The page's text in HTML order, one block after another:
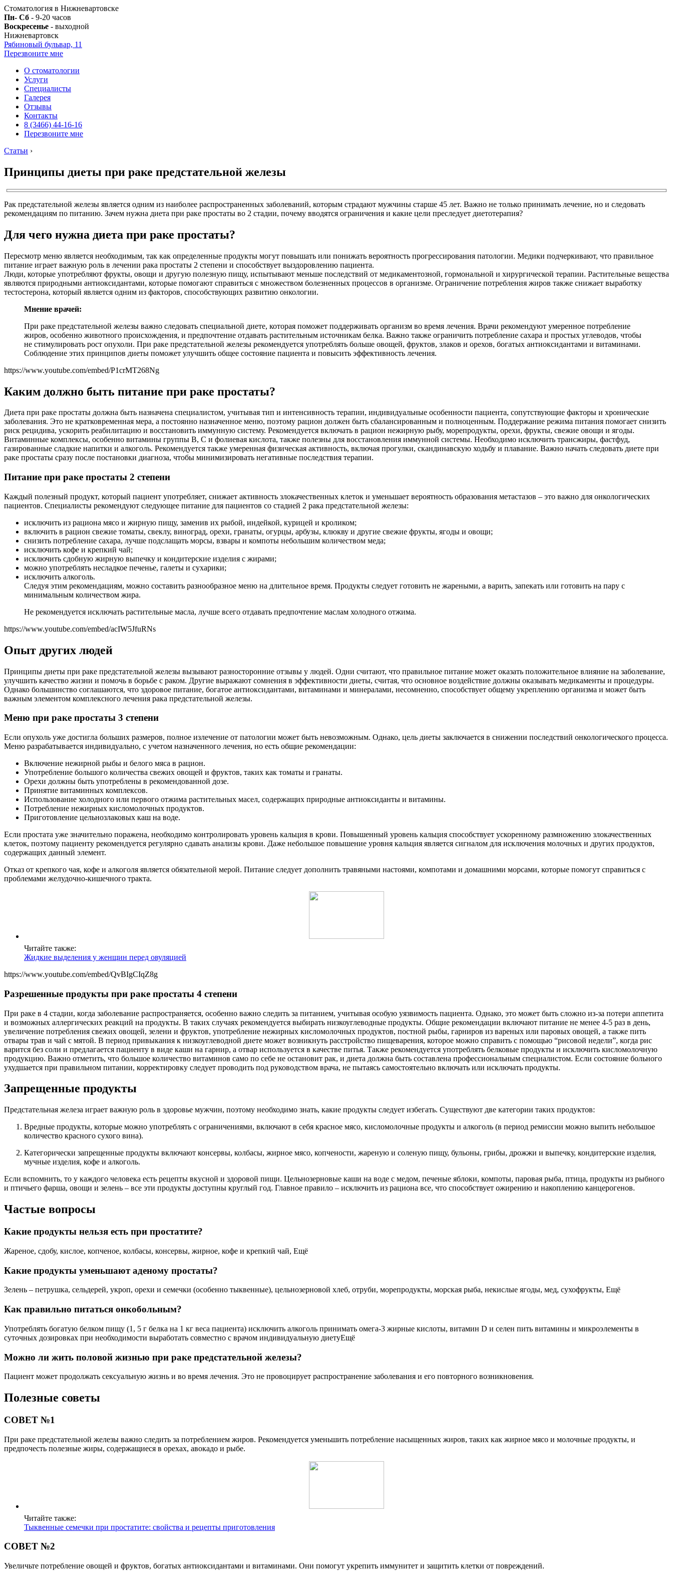
Стоматология в Нижневартовске
Пн- Сб - 9-20 часов
Воскресенье - выходной
Нижневартовск
Рябиновый бульвар, 11
Перезвоните мне
О стоматологии
Услуги
Специалисты
Галерея
Отзывы
Контакты
8 (3466) 44-16-16
Перезвоните мне
Статьи ›
Принципы диеты при раке предстательной железы
Рак предстательной железы является одним из наиболее распространенных заболеваний, которым страдают мужчины старше 45 лет. Важно не только принимать лечение, но и следовать
рекомендациям по питанию. Зачем нужна диета при раке простаты во 2 стадии, почему вводятся ограничения и какие цели преследует диетотерапия?
Для чего нужна диета при раке простаты?
Пересмотр меню является необходимым, так как определенные продукты могут повышать или понижать вероятность прогрессирования патологии. Медики подчеркивают, что правильное
питание играет важную роль в лечении рака простаты 2 степени и способствует выздоровлению пациента.
Люди, которые употребляют фрукты, овощи и другую полезную пищу, испытывают меньше последствий от медикаментозной, гормональной и хирургической терапии. Растительные вещества
являются природными антиоксидантами, которые помогают справиться с множеством болезненных процессов в организме. Ограничение потребления жиров также снижает выработку
тестостерона, который является одним из факторов, способствующих развитию онкологии.
Мнение врачей:
При раке предстательной железы важно следовать специальной диете, которая поможет поддерживать организм во время лечения. Врачи рекомендуют умеренное потребление
жиров, особенно животного происхождения, и предпочтение отдавать растительным источникам белка. Важно также ограничить потребление сахара и простых углеводов, чтобы
не стимулировать рост опухоли. При раке предстательной железы рекомендуется употреблять больше овощей, фруктов, злаков и орехов, богатых антиоксидантами и витаминами.
Соблюдение этих принципов диеты поможет улучшить общее состояние пациента и повысить эффективность лечения.
https://www.youtube.com/embed/P1crMT268Ng
Каким должно быть питание при раке простаты?
Диета при раке простаты должна быть назначена специалистом, учитывая тип и интенсивность терапии, индивидуальные особенности пациента, сопутствующие факторы и хронические
заболевания. Это не кратковременная мера, а постоянно назначенное меню, поэтому рацион должен быть сбалансированным и полноценным. Поддержание режима питания помогает снизить
риск рецидива, ускорить реабилитацию и восстановить иммунную систему. Рекомендуется включать в рацион нежирную рыбу, морепродукты, орехи, фрукты, свежие овощи и ягоды.
Витаминные комплексы, особенно витамины группы B, C и фолиевая кислота, также полезны для восстановления иммунной системы. Необходимо исключить трансжиры, фастфуд,
газированные сладкие напитки и алкоголь. Рекомендуется также умеренная физическая активность, включая прогулки, скандинавскую ходьбу и плавание. Важно начать следовать диете при
раке простаты сразу после постановки диагноза, чтобы минимизировать негативные последствия терапии.
Питание при раке простаты 2 степени
Каждый полезный продукт, который пациент употребляет, снижает активность злокачественных клеток и уменьшает вероятность образования метастазов – это важно для онкологических
пациентов. Специалисты рекомендуют следующее питание для пациентов со стадией 2 рака предстательной железы:
исключить из рациона мясо и жирную пищу, заменив их рыбой, индейкой, курицей и кроликом;
включить в рацион свежие томаты, свеклу, виноград, орехи, гранаты, огурцы, арбузы, клюкву и другие свежие фрукты, ягоды и овощи;
снизить потребление сахара, лучше подслащать морсы, взвары и компоты небольшим количеством меда;
исключить кофе и крепкий чай;
исключить сдобную жирную выпечку и кондитерские изделия с жирами;
можно употреблять несладкое печенье, галеты и сухарики;
исключить алкоголь.
Следуя этим рекомендациям, можно составить разнообразное меню на длительное время. Продукты следует готовить не жареными, а варить, запекать или готовить на пару с
минимальным количеством жира.
Не рекомендуется исключать растительные масла, лучше всего отдавать предпочтение маслам холодного отжима.
https://www.youtube.com/embed/acIW5JfuRNs
Опыт других людей
Принципы диеты при раке предстательной железы вызывают разносторонние отзывы у людей. Одни считают, что правильное питание может оказать положительное влияние на заболевание,
улучшить качество жизни и помочь в борьбе с раком. Другие выражают сомнения в эффективности диеты, считая, что основное воздействие должны оказывать медикаменты и процедуры.
Однако большинство соглашаются, что здоровое питание, богатое антиоксидантами, витаминами и минералами, несомненно, способствует общему укреплению организма и может быть
важным элементом комплексного лечения рака предстательной железы.
Меню при раке простаты 3 степени
Если опухоль уже достигла больших размеров, полное излечение от патологии может быть невозможным. Однако, цель диеты заключается в снижении последствий онкологического процесса.
Меню разрабатывается индивидуально, с учетом назначенного лечения, но есть общие рекомендации:
Включение нежирной рыбы и белого мяса в рацион.
Употребление большого количества свежих овощей и фруктов, таких как томаты и гранаты.
Орехи должны быть употреблены в рекомендованной дозе.
Принятие витаминных комплексов.
Использование холодного или первого отжима растительных масел, содержащих природные антиоксиданты и витамины.
Потребление нежирных кисломолочных продуктов.
Приготовление цельнозлаковых каш на воде.
Если простата уже значительно поражена, необходимо контролировать уровень кальция в крови. Повышенный уровень кальция способствует ускоренному размножению злокачественных
клеток, поэтому пациенту рекомендуется регулярно сдавать анализы крови. Даже небольшое повышение уровня кальция является сигналом для исключения молочных и других продуктов,
содержащих данный элемент.
Отказ от крепкого чая, кофе и алкоголя является обязательной мерой. Питание следует дополнить травяными настоями, компотами и домашними морсами, которые помогут справиться с
проблемами желудочно-кишечного тракта.
Читайте также:
Жидкие выделения у женщин перед овуляцией
https://www.youtube.com/embed/QvBIgCIqZ8g
Разрешенные продукты при раке простаты 4 степени
При раке в 4 стадии, когда заболевание распространяется, особенно важно следить за питанием, учитывая особую уязвимость пациента. Однако, это может быть сложно из-за потери аппетита
и возможных аллергических реакций на продукты. В таких случаях рекомендуется выбирать низкоуглеводные продукты. Общие рекомендации включают питание не менее 4-5 раз в день,
увеличение потребления свежих овощей, зелени и фруктов, употребление нежирных кисломолочных продуктов, постной рыбы, гарниров из вареных или паровых овощей, а также пить
отвары трав и чай с мятой. В период привыкания к низкоуглеводной диете может возникнуть расстройство пищеварения, которое можно справить с помощью “рисовой недели”, когда рис
варится без соли и предлагается пациенту в виде каши на гарнир, а отвар используется в качестве питья. Также рекомендуется употреблять белковые продукты и исключить кисломолочную
продукцию. Важно отметить, что большое количество витаминов само по себе не остановит рак, и диета должна быть составлена профессиональным специалистом. Если состояние больного
ухудшается при правильном питании, корректировку следует проводить под руководством врача, не пытаясь самостоятельно включать или исключать продукты.
Запрещенные продукты
Предстательная железа играет важную роль в здоровье мужчин, поэтому необходимо знать, какие продукты следует избегать. Существуют две категории таких продуктов:
Вредные продукты, которые можно употреблять с ограничениями, включают в себя красное мясо, кисломолочные продукты и алкоголь (в период ремиссии можно выпить небольшое
количество красного сухого вина).
Категорически запрещенные продукты включают консервы, колбасы, жирное мясо, копчености, жареную и соленую пищу, бульоны, грибы, дрожжи и выпечку, кондитерские изделия,
мучные изделия, кофе и алкоголь.
Если вспомнить, то у каждого человека есть рецепты вкусной и здоровой пищи. Цельнозерновые каши на воде с медом, печеные яблоки, компоты, паровая рыба, птица, продукты из рыбного
и птичьего фарша, овощи и зелень – все эти продукты доступны круглый год. Главное правило – исключить из рациона все, что способствует ожирению и накоплению канцерогенов.
Частые вопросы
Какие продукты нельзя есть при простатите?
Жареное, сдобу, кислое, копченое, колбасы, консервы, жирное, кофе и крепкий чай, Ещё
Какие продукты уменьшают аденому простаты?
Зелень – петрушка, сельдерей, укроп, орехи и семечки (особенно тыквенные), цельнозерновой хлеб, отруби, морепродукты, морская рыба, некислые ягоды, мед, сухофрукты, Ещё
Как правильно питаться онкобольным?
Употреблять богатую белком пищу (1, 5 г белка на 1 кг веса пациента) исключить алкоголь принимать омега-3 жирные кислоты, витамин D и селен пить витамины и микроэлементы в
суточных дозировках при необходимости выработать совместно с врачом индивидуальную диетуЕщё
Можно ли жить половой жизнью при раке предстательной железы?
Пациент может продолжать сексуальную жизнь и во время лечения. Это не провоцирует распространение заболевания и его повторного возникновения.
Полезные советы
СОВЕТ №1
При раке предстательной железы важно следить за потреблением жиров. Рекомендуется уменьшить потребление насыщенных жиров, таких как жирное мясо и молочные продукты, и
предпочесть полезные жиры, содержащиеся в орехах, авокадо и рыбе.
Читайте также:
Тыквенные семечки при простатите: свойства и рецепты приготовления
СОВЕТ №2
Увеличьте потребление овощей и фруктов, богатых антиоксидантами и витаминами. Они помогут укрепить иммунитет и защитить клетки от повреждений.